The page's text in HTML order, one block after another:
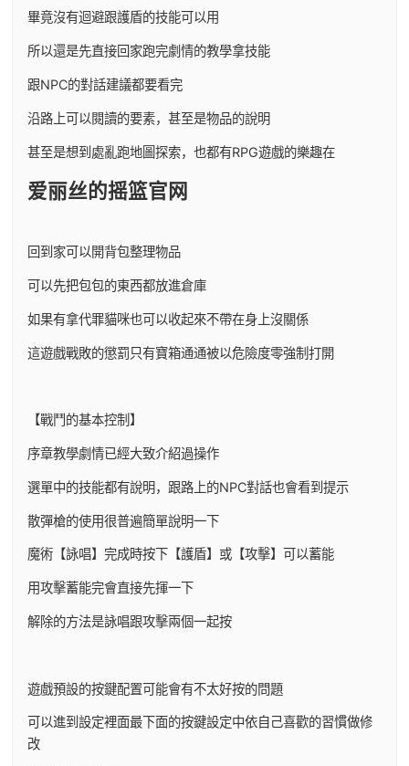
畢竟沒有迴避跟護盾的技能可以用
所以還是先直接回家跑完劇情的教學拿技能
跟NPC的對話建議都要看完
沿路上可以閱讀的要素，甚至是物品的說明
甚至是想到處亂跑地圖探索，也都有RPG遊戲的樂趣在
爱丽丝的摇篮官网
回到家可以開背包整理物品
可以先把包包的東西都放進倉庫
如果有拿代罪貓咪也可以收起來不帶在身上沒關係
這遊戲戰敗的懲罰只有寶箱通通被以危險度零強制打開
【戰鬥的基本控制】
序章教學劇情已經大致介紹過操作
選單中的技能都有說明，跟路上的NPC對話也會看到提示
散彈槍的使用很普遍簡單說明一下
魔術【詠唱】完成時按下【護盾】或【攻擊】可以蓄能
用攻擊蓄能完會直接先揮一下
解除的方法是詠唱跟攻擊兩個一起按
遊戲預設的按鍵配置可能會有不太好按的問題
可以進到設定裡面最下面的按鍵設定中依自己喜歡的習慣做修
改